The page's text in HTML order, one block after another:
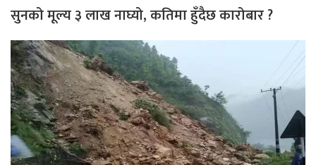
सुनको मूल्य ३ लाख नाघ्यो, कतिमा हुँदैछ कारोबार ?